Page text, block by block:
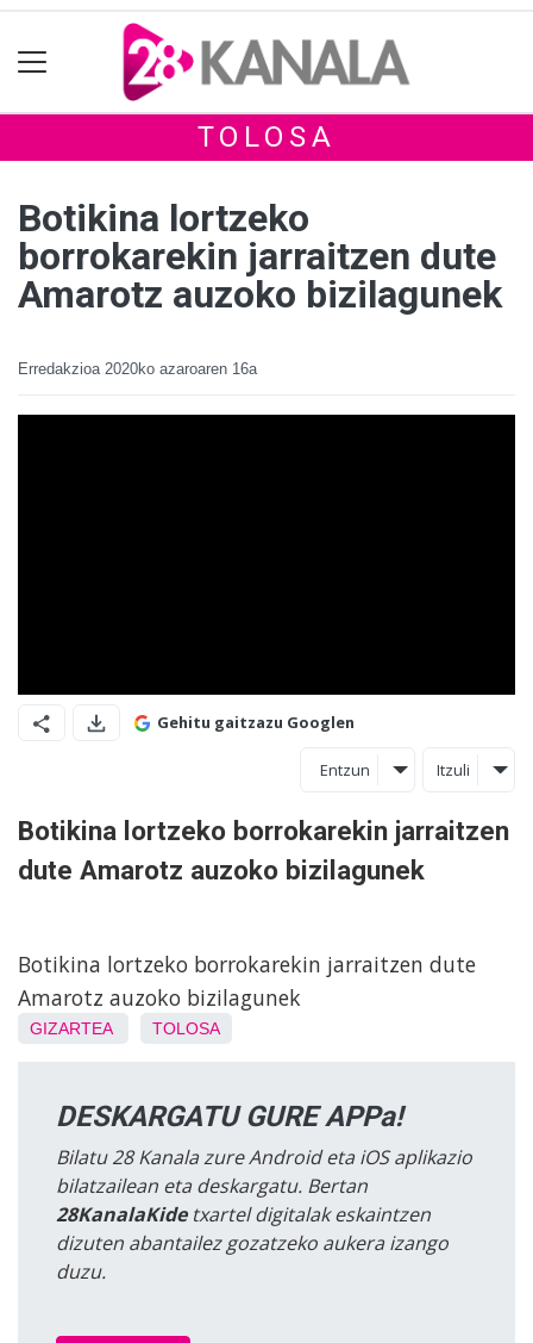
TOLOSA
Botikina lortzeko
borrokarekin jarraitzen dute
Amarotz auzoko bizilagunek
Erredakzioa 2020ko azaroaren 16a
Gehitu gaitzazu Googlen
Entzun Itzuli
Botikina lortzeko borrokarekin jarraitzen
dute Amarotz auzoko bizilagunek
Botikina lortzeko borrokarekin jarraitzen dute
Amarotz auzoko bizilagunek
GIZARTEA TOLOSA
DESKARGATU GURE APPa!
Bilatu 28 Kanala zure Android eta iOS aplikazio
bilatzailean eta deskargatu. Bertan
28KanalaKidetxartel digitalak eskaintzen
dizuten abantailez gozatzeko aukera izango
duzu.